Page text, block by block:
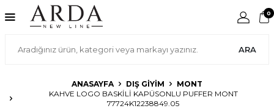
ARA
0
ANASAYFA DIŞ GIYIM
MONT
KAHVE LOGO BASKILI KAPÜSONLU PUFFER MONT
77724K12238849.05